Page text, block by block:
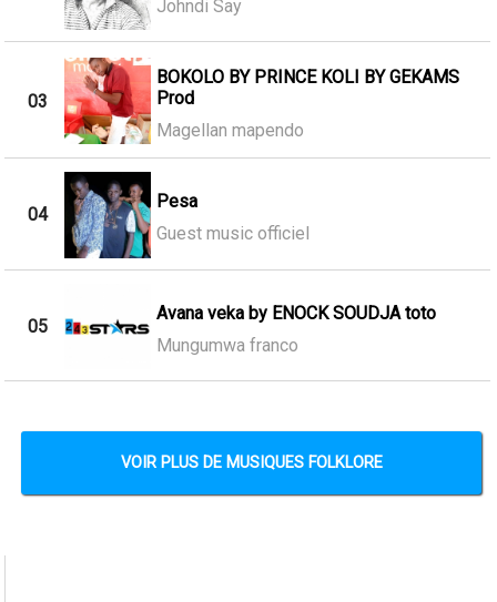
Johndi Say
03
BOKOLO BY PRINCE KOLI BY GEKAMS
Prod
Magellan mapendo
04
Pesa
Guest music officiel
05
Avana veka by ENOCK SOUDJA toto
Mungumwa franco
VOIR PLUS DE MUSIQUES FOLKLORE